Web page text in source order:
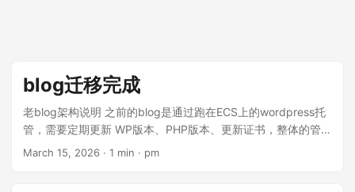
blog迁移完成
老blog架构说明 之前的blog是通过跑在ECS上的wordpress托
管，需要定期更新 WP版本、PHP版本、更新证书，整体的管理
复杂度过于复杂。 因此最近调研了一些轻量级的方案，利用AI
March 15, 2026 · 1 min · pm